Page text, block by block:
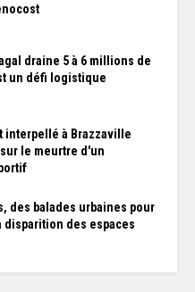
draine 5 à 6 millions de
un défi logistique
interpellé à Brazzaville
le meurtre d'un
des balades urbaines pour
disparition des espaces